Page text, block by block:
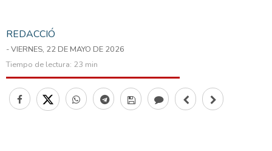
REDACCIÓ
- VIERNES, 22 DE MAYO DE 2026
Tiempo de lectura: 23 min